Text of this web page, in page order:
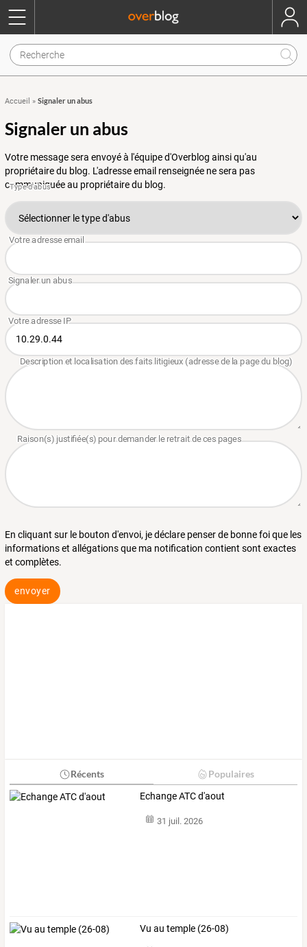
Accueil » Signaler un abus
Signaler un abus
Votre message sera envoyé à l'équipe d'Overblog ainsi qu'au
propriétaire du blog. L'adresse email renseignée ne sera pas
communiquée au propriétaire du blog.
En cliquant sur le bouton d'envoi, je déclare penser de bonne foi que les
informations et allégations que ma notification contient sont exactes
et complètes.
envoyer
Récents Populaires
Echange ATC d'aout
31 juil. 2026
Vu au temple (26-08)